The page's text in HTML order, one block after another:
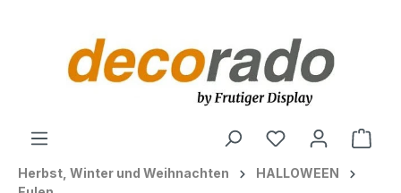
Herbst, Winter und Weihnachten
HALLOWEEN